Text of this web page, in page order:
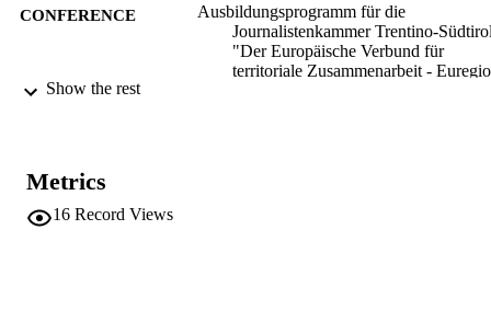
CONFERENCE
Ausbildungsprogramm für die
Journalistenkammer Trentino-
"Der Europäische Verbund für
territoriale Zusammenarbeit - Euregio
IDENTIFIERS
Show the rest
Metrics
16 Record Views